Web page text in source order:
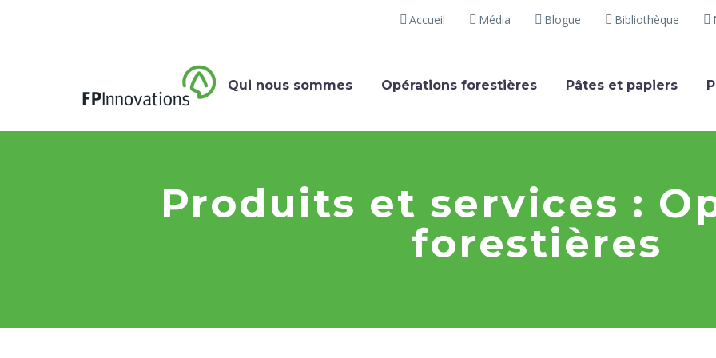
Accueil Média Blogue Bibliothèque
Qui nous sommes Opérations forestières Pâtes et papiers
Produits et services :
forestières